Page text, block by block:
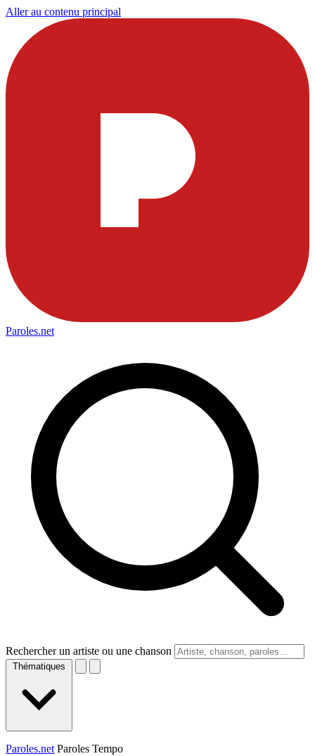
Aller au contenu principal
Paroles.net
Rechercher un artiste ou une chanson
Thématiques
Paroles.net Paroles Tempo